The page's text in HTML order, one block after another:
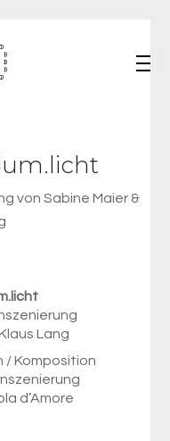
von Sabine Maier &
Lang
/ Komposition
d’Amore